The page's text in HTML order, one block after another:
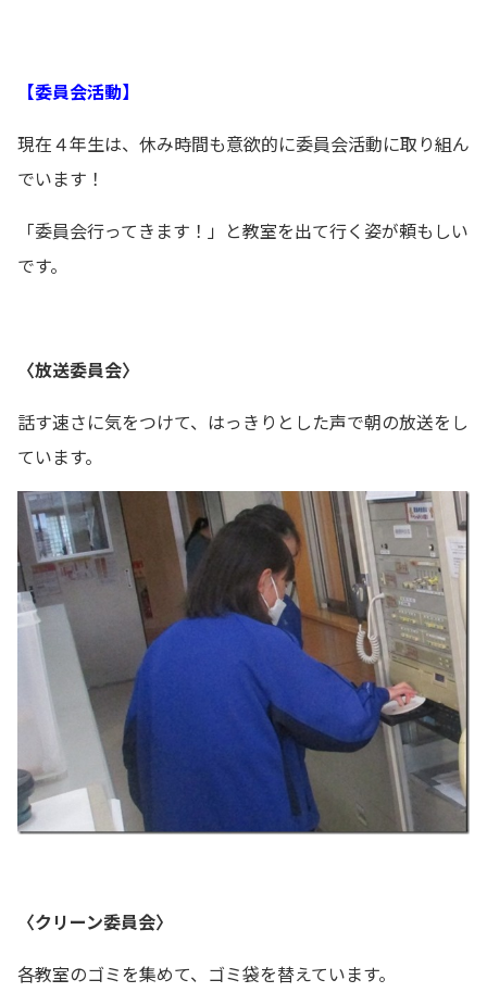
【委員会活動】
現在４年生は、休み時間も意欲的に委員会活動に取り組ん
でいます！
「委員会行ってきます！」と教室を出て行く姿が頼もしい
です。
〈放送委員会〉
話す速さに気をつけて、はっきりとした声で朝の放送をし
ています。
〈クリーン委員会〉
各教室のゴミを集めて、ゴミ袋を替えています。